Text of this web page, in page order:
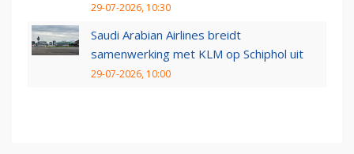
29-07-2026, 10:30
Saudi Arabian Airlines breidt
samenwerking met KLM op Schiphol uit
29-07-2026, 10:00